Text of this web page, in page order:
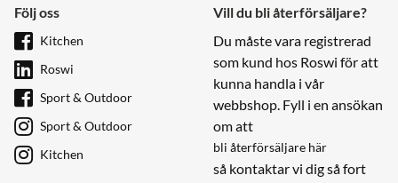
Följ oss
Kitchen
Roswi
Sport & Outdoor
Sport & Outdoor
Kitchen
Vill du bli återförsäljare?
Du måste vara registrerad
som kund hos Roswi för att
kunna handla i vår
webbshop. Fyll i en ansökan
om att
bli återförsäljare här
så kontaktar vi dig så fort